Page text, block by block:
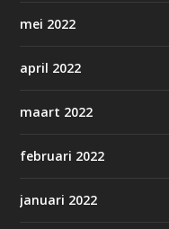
mei 2022
april 2022
maart 2022
februari 2022
januari 2022